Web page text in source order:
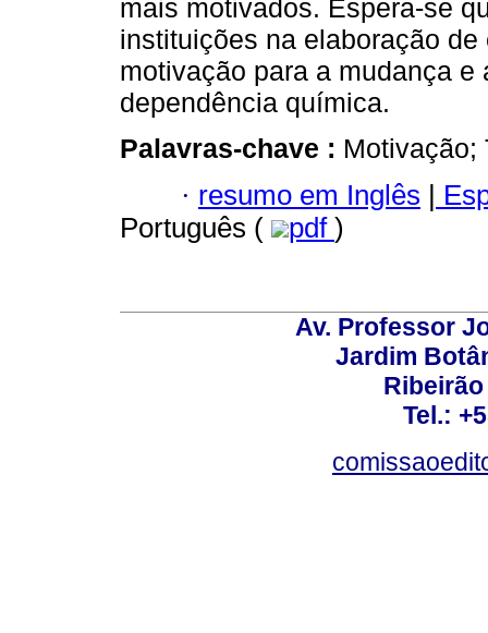
mais motivados. Espera-se
instituições na elaboração
motivação para a mudança
dependência química.
Palavras-chave : Motivação;
· resumo em Inglês |
Português (
pdf )
Av. Professor
Jardim
Tel.: